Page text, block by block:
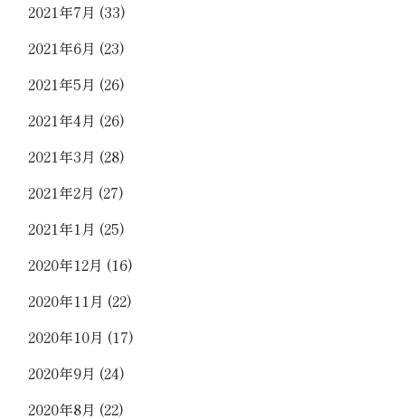
2021年7月 (33)
2021年6月 (23)
2021年5月 (26)
2021年4月 (26)
2021年3月 (28)
2021年2月 (27)
2021年1月 (25)
2020年12月 (16)
2020年11月 (22)
2020年10月 (17)
2020年9月 (24)
2020年8月 (22)